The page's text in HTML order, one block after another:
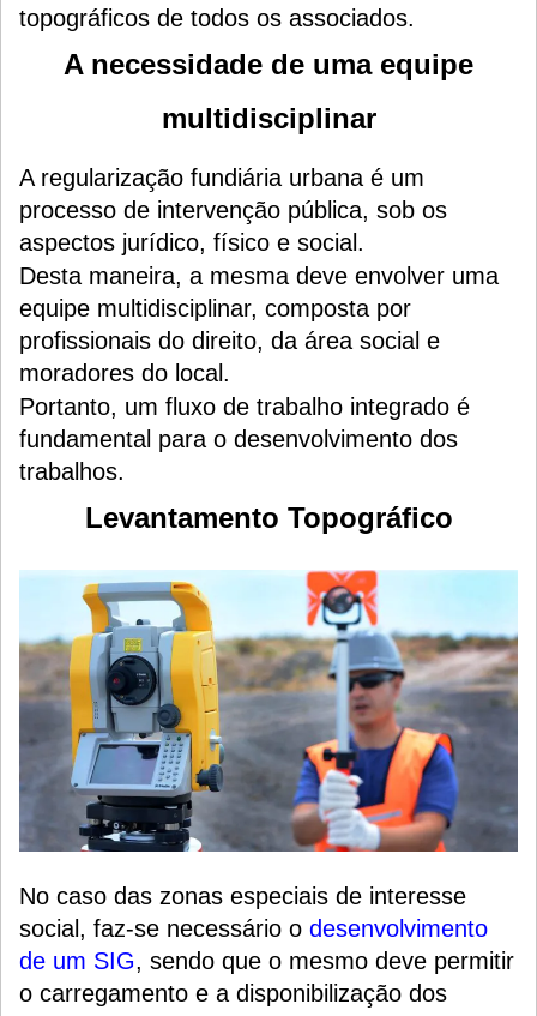
topográficos de todos os associados.
A necessidade de uma equipe
multidisciplinar
A regularização fundiária urbana é um
processo de intervenção pública, sob os
aspectos jurídico, físico e social.
Desta maneira, a mesma deve envolver uma
equipe multidisciplinar, composta por
profissionais do direito, da área social e
moradores do local.
Portanto, um fluxo de trabalho integrado é
fundamental para o desenvolvimento dos
trabalhos.
Levantamento Topográfico
No caso das zonas especiais de interesse
social, faz-se necessário o desenvolvimento
de um SIG, sendo que o mesmo deve permitir
o carregamento e a disponibilização dos